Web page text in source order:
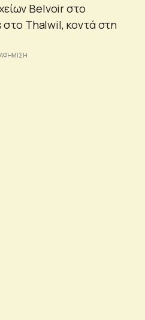
Belvoir στο
Thalwil, κοντά στη